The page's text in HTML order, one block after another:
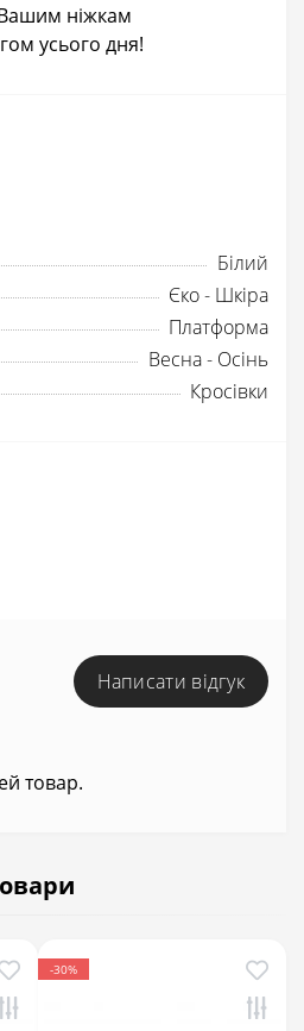
ніжкам
усього дня!
Білий
Єко - Шкіра
Платформа
Весна - Осінь
Кросівки
Написати відгук
товар.
-30%